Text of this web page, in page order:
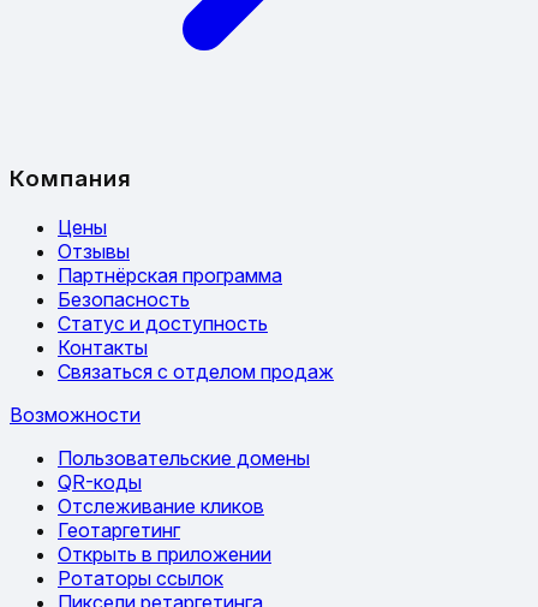
Компания
Цены
Отзывы
Партнёрская программа
Безопасность
Статус и доступность
Контакты
Связаться с отделом продаж
Возможности
Пользовательские домены
QR-коды
Отслеживание кликов
Геотаргетинг
Открыть в приложении
Ротаторы ссылок
Пиксели ретаргетинга